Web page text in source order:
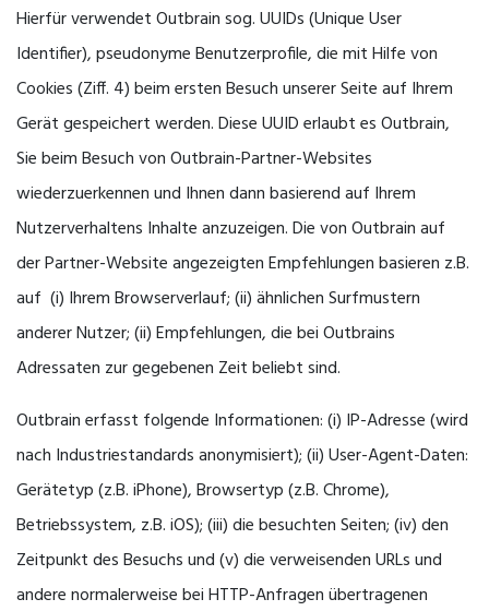
Hierfür verwendet Outbrain sog. UUIDs (Unique User
Identifier), pseudonyme Benutzerprofile, die mit Hilfe von
Cookies (Ziff. 4) beim ersten Besuch unserer Seite auf Ihrem
Gerät gespeichert werden. Diese UUID erlaubt es Outbrain,
Sie beim Besuch von Outbrain-Partner-Websites
wiederzuerkennen und Ihnen dann basierend auf Ihrem
Nutzerverhaltens Inhalte anzuzeigen. Die von Outbrain auf
der Partner-Website angezeigten Empfehlungen basieren z.B.
auf (i) Ihrem Browserverlauf; (ii) ähnlichen Surfmustern
anderer Nutzer; (ii) Empfehlungen, die bei Outbrains
Adressaten zur gegebenen Zeit beliebt sind.
Outbrain erfasst folgende Informationen: (i) IP-Adresse (wird
nach Industriestandards anonymisiert); (ii) User-Agent-Daten:
Gerätetyp (z.B. iPhone), Browsertyp (z.B. Chrome),
Betriebssystem, z.B. iOS); (iii) die besuchten Seiten; (iv) den
Zeitpunkt des Besuchs und (v) die verweisenden URLs und
andere normalerweise bei HTTP-Anfragen übertragenen